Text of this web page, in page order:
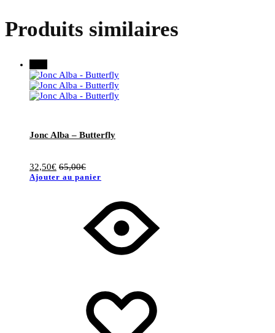
Produits similaires
Jonc Alba – Butterfly
32,50€ 65,00€
Ajouter au panier